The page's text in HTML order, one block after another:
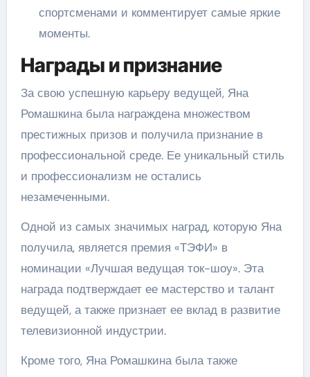
спортсменами и комментирует самые яркие
моменты.
Награды и признание
За свою успешную карьеру ведущей, Яна
Ромашкина была награждена множеством
престижных призов и получила признание в
профессиональной среде. Ее уникальный стиль
и профессионализм не остались
незамеченными.
Одной из самых значимых наград, которую Яна
получила, является премия «ТЭФИ» в
номинации «Лучшая ведущая ток-шоу». Эта
награда подтверждает ее мастерство и талант
ведущей, а также признает ее вклад в развитие
телевизионной индустрии.
Кроме того, Яна Ромашкина была также